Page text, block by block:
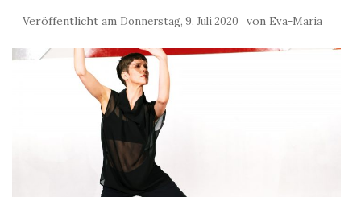
Veröffentlicht am Donnerstag, 9. Juli 2020 von Eva-Maria